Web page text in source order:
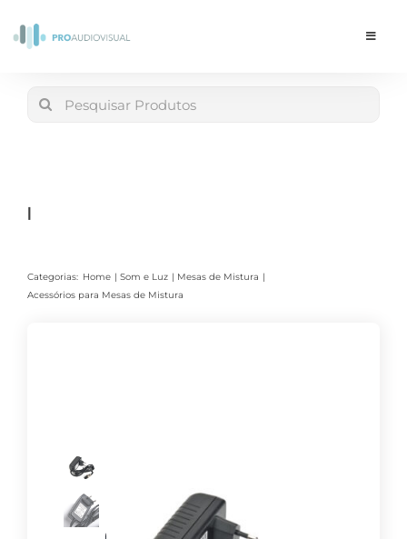
Toggle
Search
|
Categorias: Home Som e Luz
Mesas de Mistura
Acessórios para Mesas de Mistura